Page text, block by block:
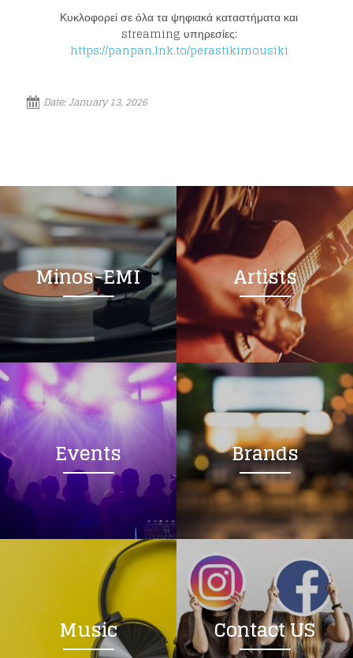
Κυκλοφορεί σε όλα τα ψηφιακά καταστήματα και
streaming υπηρεσίες:
https://panpan.lnk.to/perastikimousiki
Date:January 13, 2026
Minos-EMI Artists
Events Brands
Music Contact US